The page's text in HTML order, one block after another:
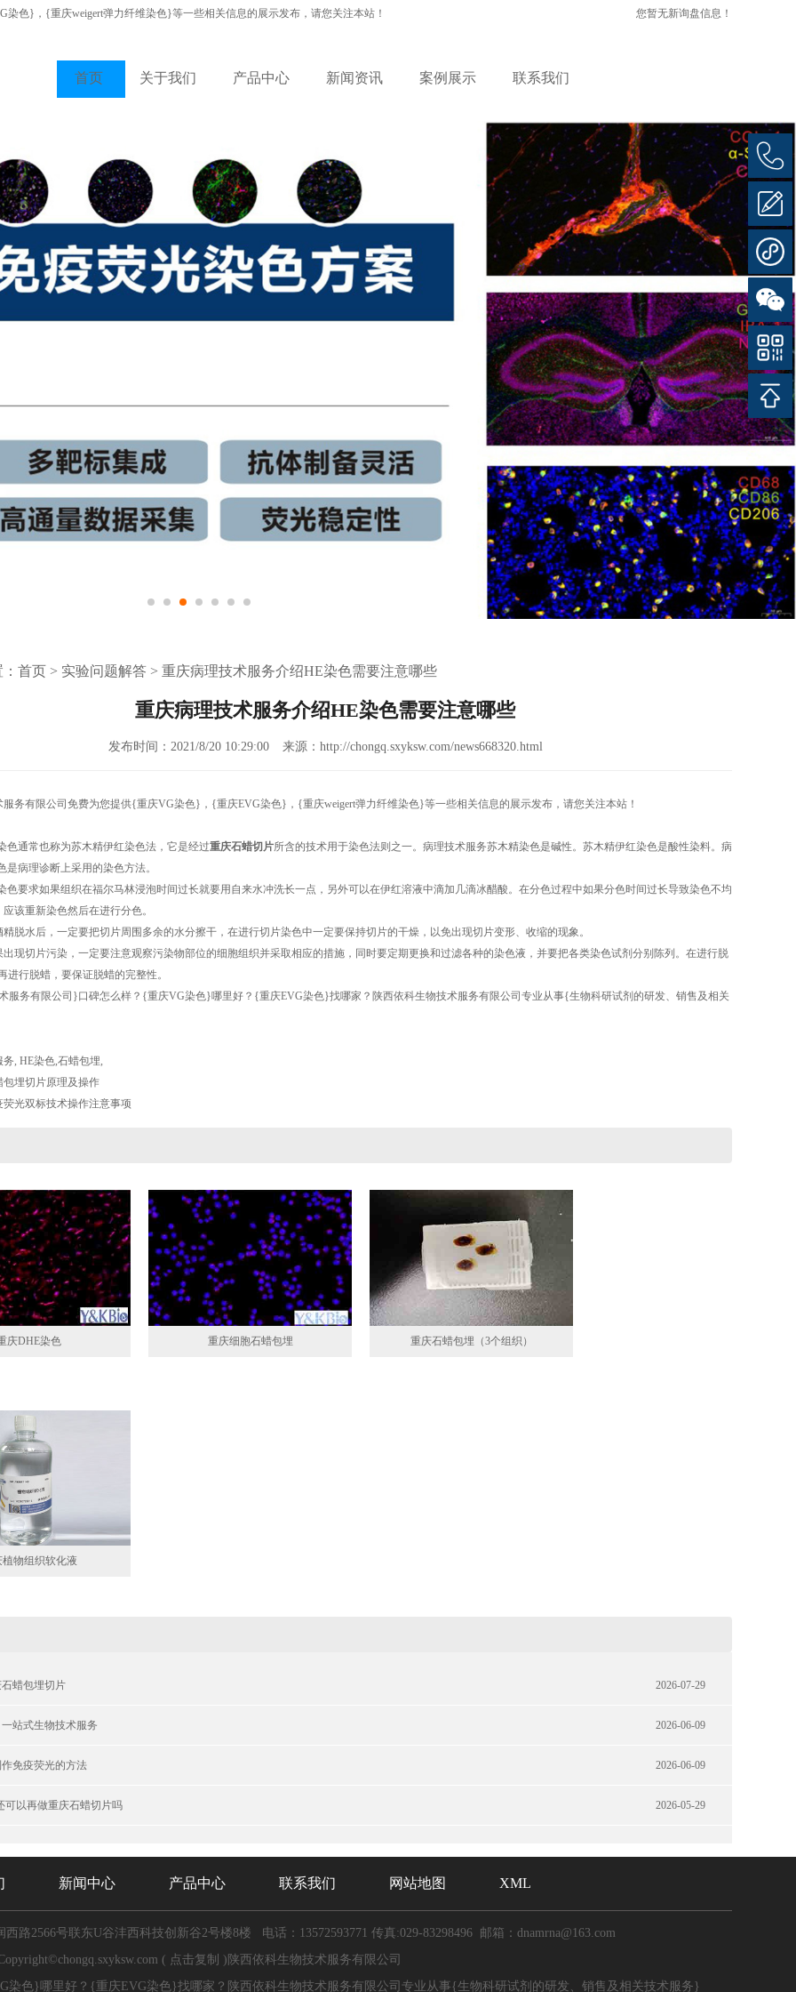
染色}，{重庆weigert弹力纤维染色}等一些相关信息的展示发布，请您关注本站！ 您暂无新询盘信息！
首页 关于我们 产品中心 新闻资讯 案例展示 联系我们
首页 > 实验问题解答 > 重庆病理技术服务介绍HE染色需要注意哪些
重庆病理技术服务介绍HE染色需要注意哪些
发布时间：2021/8/20 10:29:00 来源：http://chongq.sxyksw.com/news668320.html
务有限公司免费为您提供{重庆VG染色} ，{重庆EVG染色}，{重庆weigert弹力纤维染色}等一些相关信息的展示发布，请您关注本站！
色通常也称为苏木精伊红染色法，它是经过重庆石蜡切片所含的技术用于染色法则之一。病理技术服务苏木精染色是碱性。苏木精伊红染色是酸性染料。病
是病理诊断上采用的染色方法。
色要求如果组织在福尔马林浸泡时间过长就要用自来水冲洗长一点，另外可以在伊红溶液中滴加几滴冰醋酸。在分色过程中如果分色时间过长导致染色不均
该重新染色然后在进行分色。
脱水后，一定要把切片周围多余的水分擦干，在进行切片染色中一定要保持切片的干燥，以免出现切片变形、收缩的现象。
现切片污染，一定要注意观察污染物部位的细胞组织并采取相应的措施，同时要定期更换和过滤各种的染色液，并要把各类染色试剂分别陈列。在进行脱
进行脱蜡，要保证脱蜡的完整性。
服务有限公司}口碑怎么样？{重庆VG染色}哪里好？{重庆EVG染色}找哪家？陕西依科生物技术服务有限公司专业从事{生物科研试剂的研发、销售及相关
务, HE染色,石蜡包埋,
包埋切片原理及操作
荧光双标技术操作注意事项
庆DHE染色 重庆细胞石蜡包埋 重庆石蜡包埋（3个组织）
物组织软化液
蜡包埋切片 2026-07-29
站式生物技术服务 2026-06-09
免疫荧光的方法 2026-06-09
可以再做重庆石蜡切片吗 2026-05-29
新闻中心 产品中心 联系我们 网站地图 XML
路2566号联东U谷沣西科技创新谷2号楼8楼 电话：13572593771 传真:029-83298496 邮箱：dnamrna@163.com
chongq.sxyksw.com ( 点击复制 )陕西依科生物技术服务有限公司
色}哪里好？{重庆EVG染色}找哪家？陕西依科生物技术服务有限公司专业从事{生物科研试剂的研发、销售及相关技术服务}